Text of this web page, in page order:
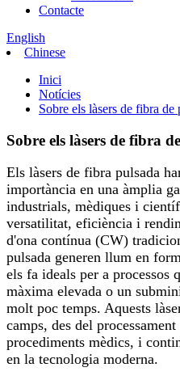
Contacte
English
Chinese
Inici
Notícies
Sobre els làsers de fibra de
Sobre els làsers de fibra
Els làsers de fibra pulsada
importància en una àmplia
industrials, mèdiques i
versatilitat, eficiència i
d'ona contínua (CW)
pulsada generen llum en
els fa ideals per a processos
màxima elevada o un
molt poc temps. Aquests
camps, des del
procediments mèdics, i
en la tecnologia moderna.